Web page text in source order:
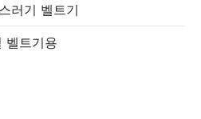
러기 벨트기
벨트기용